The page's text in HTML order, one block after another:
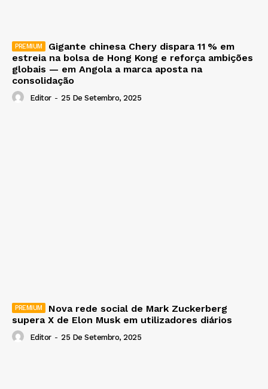
Gigante chinesa Chery dispara 11 % em
estreia na bolsa de Hong Kong e reforça ambições
globais — em Angola a marca aposta na
consolidação
Editor - 25 De Setembro, 2025
Nova rede social de Mark Zuckerberg
supera X de Elon Musk em utilizadores diários
Editor - 25 De Setembro, 2025